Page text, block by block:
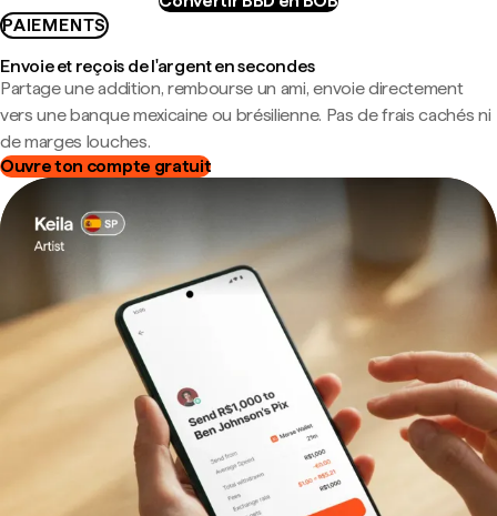
PAIEMENTS
Envoie et reçois de l'argent en secondes
Partage une addition, rembourse un ami, envoie directement
vers une banque mexicaine ou brésilienne. Pas de frais cachés ni
de marges louches.
Ouvre ton compte gratuit